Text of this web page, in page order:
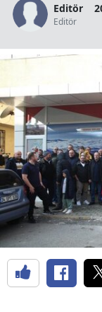
Editör
Editör